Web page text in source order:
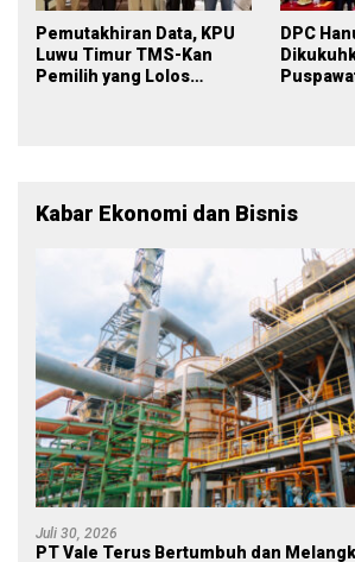
Pemutakhiran Data, KPU
Luwu Timur TMS-Kan
Pemilih yang Lolos
DPC
Kabar Ekonomi dan Bisnis
Juli 30, 2026
PT Vale Terus Bertumbuh dan